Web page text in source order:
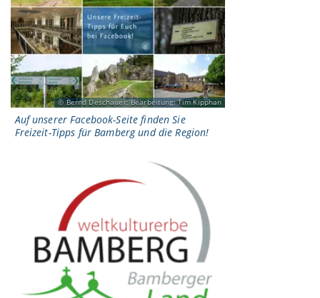
Bernd Deschauer; Bearbeitung: Tim Kipphan
Auf unserer Facebook-Seite finden Sie
Freizeit-Tipps für Bamberg und die Region!